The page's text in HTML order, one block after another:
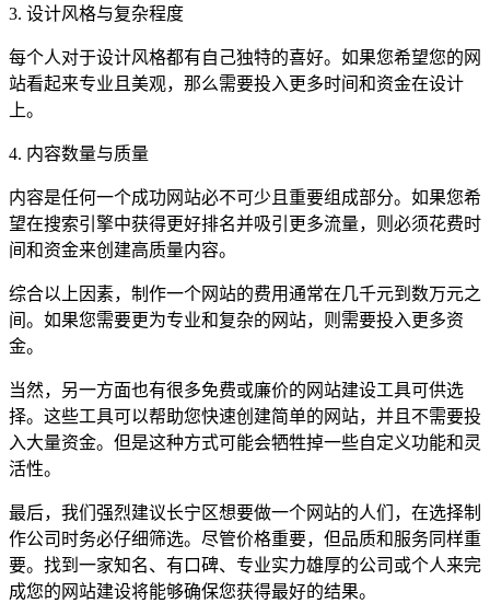
3. 设计风格与复杂程度
每个人对于设计风格都有自己独特的喜好。如果您希望您的网
站看起来专业且美观，那么需要投入更多时间和资金在设计
上。
4. 内容数量与质量
内容是任何一个成功网站必不可少且重要组成部分。如果您希
望在搜索引擎中获得更好排名并吸引更多流量，则必须花费时
间和资金来创建高质量内容。
综合以上因素，制作一个网站的费用通常在几千元到数万元之
间。如果您需要更为专业和复杂的网站，则需要投入更多资
金。
当然，另一方面也有很多免费或廉价的网站建设工具可供选
择。这些工具可以帮助您快速创建简单的网站，并且不需要投
入大量资金。但是这种方式可能会牺牲掉一些自定义功能和灵
活性。
最后，我们强烈建议长宁区想要做一个网站的人们，在选择制
作公司时务必仔细筛选。尽管价格重要，但品质和服务同样重
要。找到一家知名、有口碑、专业实力雄厚的公司或个人来完
成您的网站建设将能够确保您获得最好的结果。